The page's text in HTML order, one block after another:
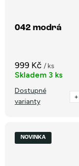
042 modrá
999 Kč / ks
Skladem 3 ks
Dostupné
varianty
NOVINKA